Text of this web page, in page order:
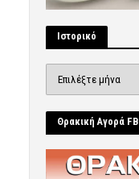
Ιστορικό
Θρακική Αγορά FB